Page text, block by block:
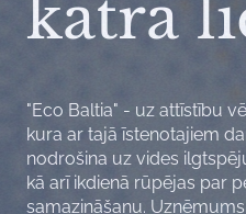
katrā
"Eco Baltia" - uz attīstību
kura ar tajā īstenotajiem
nodrošina uz vides
kā arī ikdienā rūpējas par
samazināšanu.